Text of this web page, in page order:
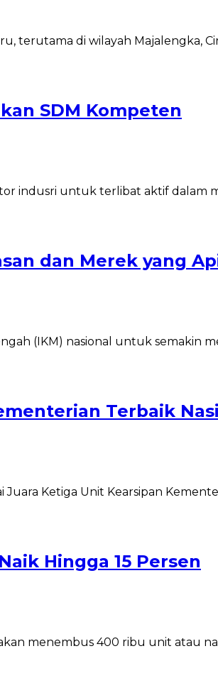
terutama di wilayah Majalengka,
SDM Kompeten
indusri untuk terlibat aktif dalam
dan Merek yang
(IKM) nasional untuk semakin
Terbaik
Ketiga Unit Kearsipan
Hingga 15 Persen
menembus 400 ribu unit atau